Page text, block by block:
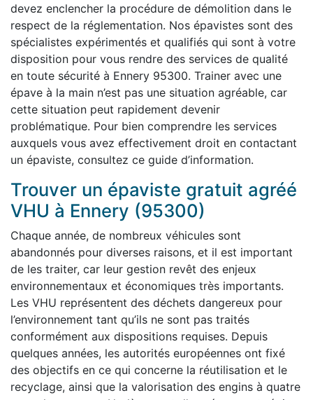
devez enclencher la procédure de démolition dans le
respect de la réglementation. Nos épavistes sont des
spécialistes expérimentés et qualifiés qui sont à votre
disposition pour vous rendre des services de qualité
en toute sécurité à Ennery 95300. Trainer avec une
épave à la main n’est pas une situation agréable, car
cette situation peut rapidement devenir
problématique. Pour bien comprendre les services
auxquels vous avez effectivement droit en contactant
un épaviste, consultez ce guide d’information.
Trouver un épaviste gratuit agréé
VHU à Ennery (95300)
Chaque année, de nombreux véhicules sont
abandonnés pour diverses raisons, et il est important
de les traiter, car leur gestion revêt des enjeux
environnementaux et économiques très importants.
Les VHU représentent des déchets dangereux pour
l’environnement tant qu’ils ne sont pas traités
conformément aux dispositions requises. Depuis
quelques années, les autorités européennes ont fixé
des objectifs en ce qui concerne la réutilisation et le
recyclage, ainsi que la valorisation des engins à quatre